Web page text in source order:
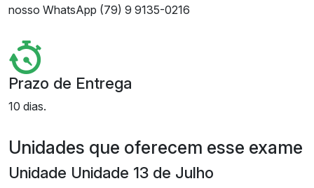
nosso WhatsApp (79) 9 9135-0216
Prazo de Entrega
10 dias.
Unidades que oferecem esse exame
Unidade Unidade 13 de Julho